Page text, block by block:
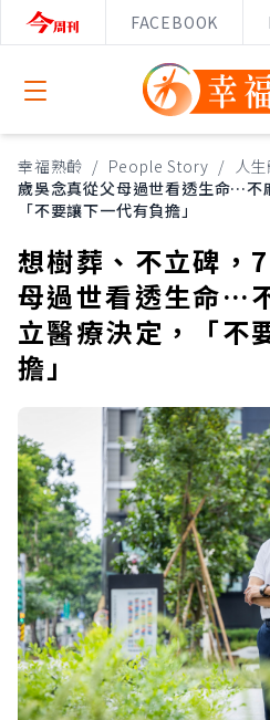
FACEBOOK
Open menu
幸福熟齡 / People Story / 人
歲吳念真從父母過世看透生命…不
「不要讓下一代有負擔」
想樹葬、不立碑，
母過世看透生命…
立醫療決定，「不
擔」